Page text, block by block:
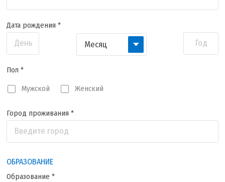
Дата рождения *
День Месяц Год
Пол *
Мужской Женский
Город проживания *
Введите город
ОБРАЗОВАНИЕ
Образование *